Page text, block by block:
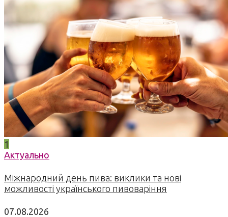
1
Актуально
Міжнародний день пива: виклики та нові
можливості українського пивоваріння
07.08.2026